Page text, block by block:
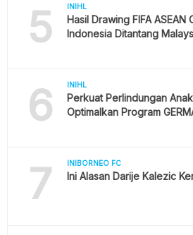
5 INIHL
Hasil Drawing FIFA ASEAN
Indonesia Ditantang
6 INIHL
Perkuat Perlindungan
Optimalkan Program
7 INIBORNEO FC
Ini Alasan Darije Kalezic